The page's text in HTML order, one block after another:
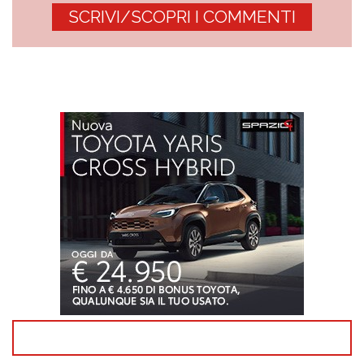
SCRIVI/SCOPRI I COMMENTI